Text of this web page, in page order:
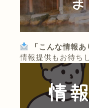
「こんな情報
情報提供もお待ち